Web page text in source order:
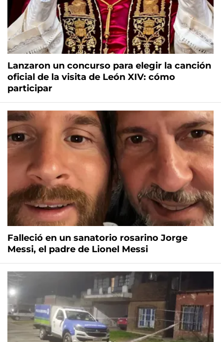
Lanzaron un concurso para elegir la canción
oficial de la visita de León XIV: cómo
participar
Falleció en un sanatorio rosarino Jorge
Messi, el padre de Lionel Messi